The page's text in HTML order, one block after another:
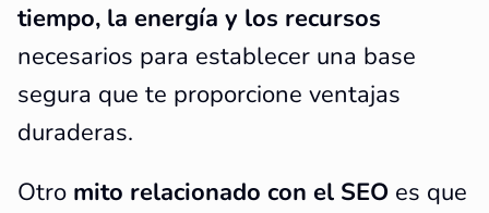
tiempo, la energía y los recursos
necesarios para establecer una base
segura que te proporcione ventajas
duraderas.
Otro mito relacionado con el SEO es que